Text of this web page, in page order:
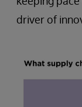
driver of